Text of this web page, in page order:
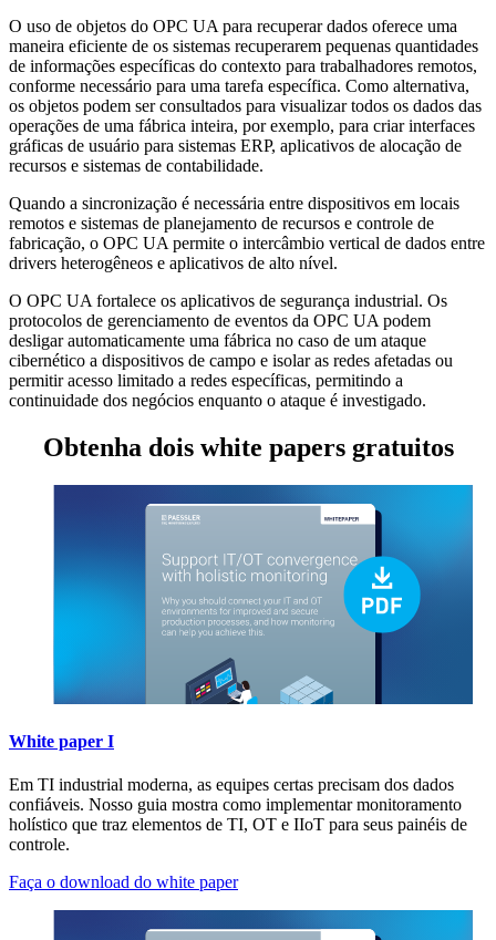
O uso de objetos do OPC UA para recuperar dados oferece uma
maneira eficiente de os sistemas recuperarem pequenas quantidades
de informações específicas do contexto para trabalhadores remotos,
conforme necessário para uma tarefa específica. Como alternativa,
os objetos podem ser consultados para visualizar todos os dados das
operações de uma fábrica inteira, por exemplo, para criar interfaces
gráficas de usuário para sistemas ERP, aplicativos de alocação de
recursos e sistemas de contabilidade.
Quando a sincronização é necessária entre dispositivos em locais
remotos e sistemas de planejamento de recursos e controle de
fabricação, o OPC UA permite o intercâmbio vertical de dados entre
drivers heterogêneos e aplicativos de alto nível.
O OPC UA fortalece os aplicativos de segurança industrial. Os
protocolos de gerenciamento de eventos da OPC UA podem
desligar automaticamente uma fábrica no caso de um ataque
cibernético a dispositivos de campo e isolar as redes afetadas ou
permitir acesso limitado a redes específicas, permitindo a
continuidade dos negócios enquanto o ataque é investigado.
Obtenha dois white papers gratuitos
White paper I
Em TI industrial moderna, as equipes certas precisam dos dados
confiáveis. Nosso guia mostra como implementar monitoramento
holístico que traz elementos de TI, OT e IIoT para seus painéis de
controle.
Faça o download do white paper